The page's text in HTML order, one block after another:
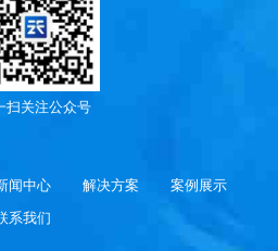
扫关注公众号
闻中心 解决方案
案例展示
系我们